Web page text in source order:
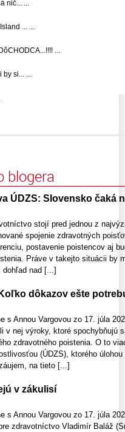
nič... ...
... ...
...
by si... ...
blogera
ÚDZS: Slovensko čaká
stojí pred jednou z
spojenie zdravotných
postavenie poistencov aj
Práve v takejto situácii by
dohľad nad [...]
dôkazov ešte
s Annou Vargovou zo 17. júla
v nej výroky, ktoré spochybňujú
zdravotného poistenia. O to
(ÚDZS), ktorého
na tieto [...]
v zákulisí
s Annou Vargovou zo 17. júla
zdravotníctvo Vladimír Baláž